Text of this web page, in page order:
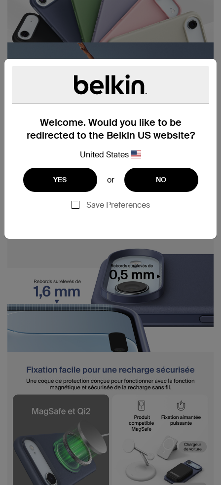
Welcome. Would you like to be
redirected to the Belkin US website?
United States
YES or NO
Save Preferences